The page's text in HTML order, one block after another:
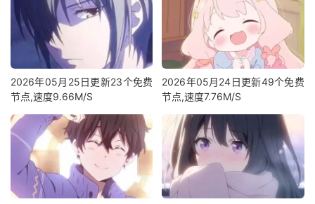
2026年05月25日更新23个免费
节点,速度9.66M/S
2026年05月24日更新49个免费
节点,速度7.76M/S